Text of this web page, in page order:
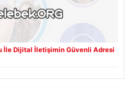
İle Dijital İletişimin Güvenli Adresi